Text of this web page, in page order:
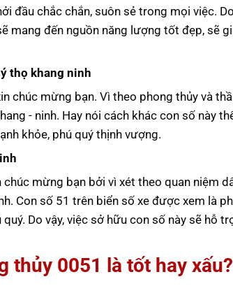
đầu chắc chắn, suôn sẻ trong mọi việc.
mang đến nguồn năng lượng tốt đẹp, sẽ
thọ khang ninh
chúc mừng bạn. Vì theo phong thủy và
- ninh. Hay nói cách khác con số này
khỏe, phú quý thịnh vượng.
mừng bạn bởi vì xét theo quan niệm
Con số 51 trên biển số xe được xem là
Do vậy, việc sở hữu con số này sẽ hỗ
thủy 0051 là tốt hay